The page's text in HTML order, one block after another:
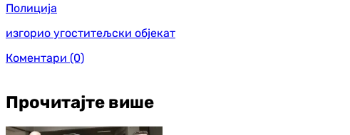
Полиција
изгорио угоститељски објекат
Коментари (0)
Прочитајте више